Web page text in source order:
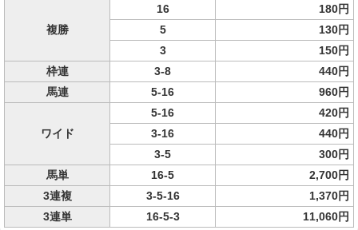
複勝
16
180円
5
130円
3
150円
枠連
3-8
440円
馬連
5-16 960円
ワイド
5-16
420円
3-16
440円
3-5
300円
馬単
16-5
2,700円
3連複
3-5-16
1,370円
3連単
16-5-3 11,060円